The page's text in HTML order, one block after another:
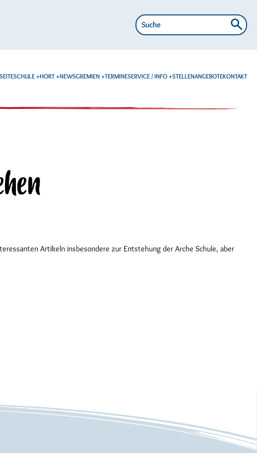
Suche
nach:
SCHULE HORT NEWSGREMIEN TERMINESERVICE / INFO STELLENANGEBOTEKONTAKT
Artikeln insbesondere zur Entstehung der Arche Schule, aber